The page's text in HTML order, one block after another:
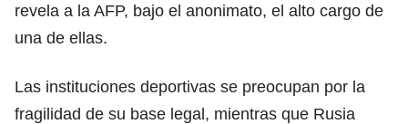
revela a la AFP, bajo el anonimato, el alto cargo de
una de ellas.
Las instituciones deportivas se preocupan por la
fragilidad de su base legal, mientras que Rusia